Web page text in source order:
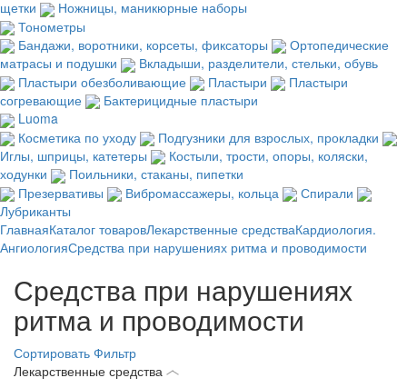
щетки
Ножницы, маникюрные наборы
Тонометры
Бандажи, воротники, корсеты, фиксаторы
Ортопедические
матрасы и подушки
Вкладыши, разделители, стельки, обувь
Пластыри обезболивающие
Пластыри
Пластыри
согревающие
Бактерицидные пластыри
Luoma
Косметика по уходу
Подгузники для взрослых, прокладки
Иглы, шприцы, катетеры
Костыли, трости, опоры, коляски,
ходунки
Поильники, стаканы, пипетки
Презервативы
Вибромассажеры, кольца
Спирали
Лубриканты
ГлавнаяКаталог товаровЛекарственные средстваКардиология.
АнгиологияСредства при нарушениях ритма и проводимости
Средства при нарушениях
ритма и проводимости
Сортировать Фильтр
Лекарственные средства